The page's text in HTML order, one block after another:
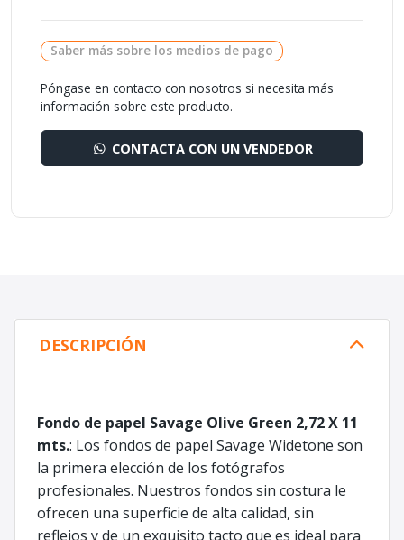
Saber más sobre los medios de pago
Póngase en contacto con nosotros si necesita más
información sobre este producto.
CONTACTA CON UN VENDEDOR
DESCRIPCIÓN
Fondo de papel Savage Olive Green 2,72 X 11
mts.: Los fondos de papel Savage Widetone son
la primera elección de los fotógrafos
profesionales. Nuestros fondos sin costura le
ofrecen una superficie de alta calidad, sin
reflejos y de un exquisito tacto que es ideal para